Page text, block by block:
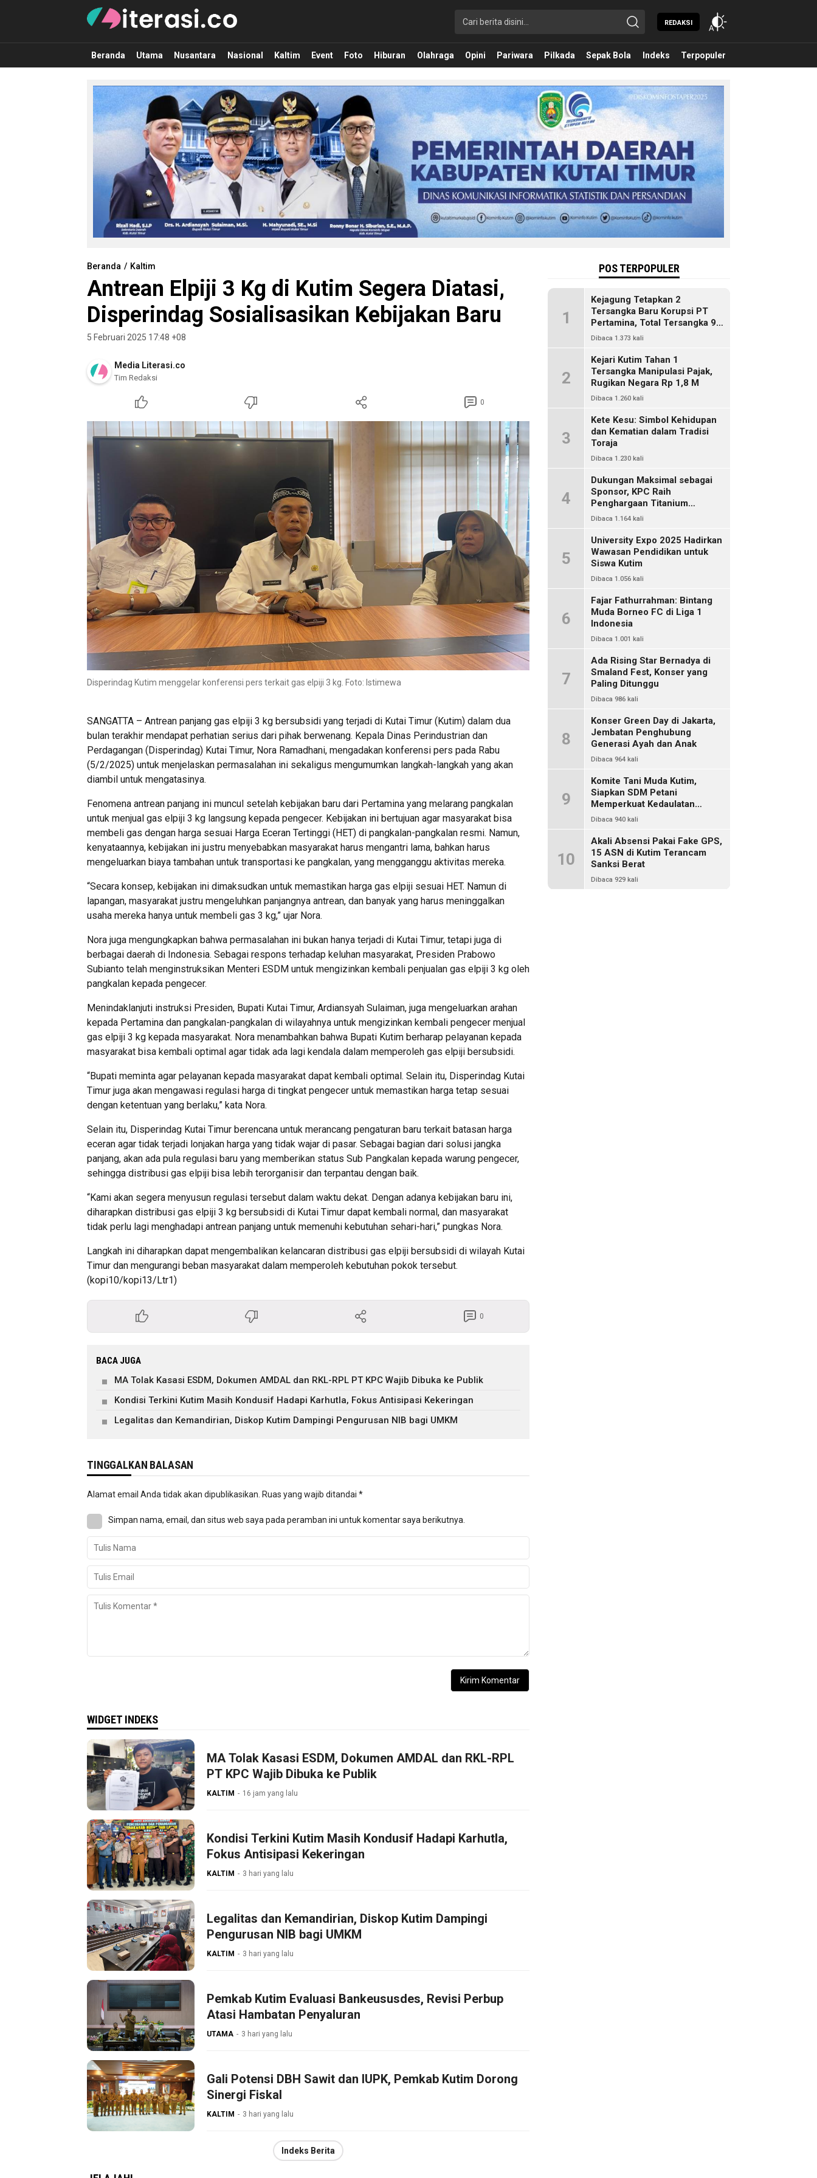
Literasi.co
Pilar Informasi
REDAKSI
Beranda Utama Nusantara Nasional Kaltim Event Foto Hiburan Olahraga Opini Pariwara Pilkada Sepak Bola Indeks Terpopuler
Beranda Kaltim
Antrean Elpiji 3 Kg di Kutim Segera Diatasi,
Disperindag Sosialisasikan Kebijakan Baru
5 Februari 2025 17:48 +08
Media Literasi.co
Tim Redaksi
0
Disperindag Kutim menggelar konferensi pers terkait gas elpiji 3 kg. Foto: Istimewa
SANGATTA – Antrean panjang gas elpiji 3 kg bersubsidi yang terjadi di Kutai Timur (Kutim) dalam dua
bulan terakhir mendapat perhatian serius dari pihak berwenang. Kepala Dinas Perindustrian dan
Perdagangan (Disperindag) Kutai Timur, Nora Ramadhani, mengadakan konferensi pers pada Rabu
(5/2/2025) untuk menjelaskan permasalahan ini sekaligus mengumumkan langkah-langkah yang akan
diambil untuk mengatasinya.
Fenomena antrean panjang ini muncul setelah kebijakan baru dari Pertamina yang melarang pangkalan
untuk menjual gas elpiji 3 kg langsung kepada pengecer. Kebijakan ini bertujuan agar masyarakat bisa
membeli gas dengan harga sesuai Harga Eceran Tertinggi (HET) di pangkalan-pangkalan resmi. Namun,
kenyataannya, kebijakan ini justru menyebabkan masyarakat harus mengantri lama, bahkan harus
mengeluarkan biaya tambahan untuk transportasi ke pangkalan, yang mengganggu aktivitas mereka.
“Secara konsep, kebijakan ini dimaksudkan untuk memastikan harga gas elpiji sesuai HET. Namun di
lapangan, masyarakat justru mengeluhkan panjangnya antrean, dan banyak yang harus meninggalkan
usaha mereka hanya untuk membeli gas 3 kg,” ujar Nora.
Nora juga mengungkapkan bahwa permasalahan ini bukan hanya terjadi di Kutai Timur, tetapi juga di
berbagai daerah di Indonesia. Sebagai respons terhadap keluhan masyarakat, Presiden Prabowo
Subianto telah menginstruksikan Menteri ESDM untuk mengizinkan kembali penjualan gas elpiji 3 kg oleh
pangkalan kepada pengecer.
Menindaklanjuti instruksi Presiden, Bupati Kutai Timur, Ardiansyah Sulaiman, juga mengeluarkan arahan
kepada Pertamina dan pangkalan-pangkalan di wilayahnya untuk mengizinkan kembali pengecer menjual
gas elpiji 3 kg kepada masyarakat. Nora menambahkan bahwa Bupati Kutim berharap pelayanan kepada
masyarakat bisa kembali optimal agar tidak ada lagi kendala dalam memperoleh gas elpiji bersubsidi.
“Bupati meminta agar pelayanan kepada masyarakat dapat kembali optimal. Selain itu, Disperindag Kutai
Timur juga akan mengawasi regulasi harga di tingkat pengecer untuk memastikan harga tetap sesuai
dengan ketentuan yang berlaku,” kata Nora.
Selain itu, Disperindag Kutai Timur berencana untuk merancang pengaturan baru terkait batasan harga
eceran agar tidak terjadi lonjakan harga yang tidak wajar di pasar. Sebagai bagian dari solusi jangka
panjang, akan ada pula regulasi baru yang memberikan status Sub Pangkalan kepada warung pengecer,
sehingga distribusi gas elpiji bisa lebih terorganisir dan terpantau dengan baik.
“Kami akan segera menyusun regulasi tersebut dalam waktu dekat. Dengan adanya kebijakan baru ini,
diharapkan distribusi gas elpiji 3 kg bersubsidi di Kutai Timur dapat kembali normal, dan masyarakat
tidak perlu lagi menghadapi antrean panjang untuk memenuhi kebutuhan sehari-hari,” pungkas Nora.
Langkah ini diharapkan dapat mengembalikan kelancaran distribusi gas elpiji bersubsidi di wilayah Kutai
Timur dan mengurangi beban masyarakat dalam memperoleh kebutuhan pokok tersebut.
(kopi10/kopi13/Ltr1)
0
BACA JUGA
MA Tolak Kasasi ESDM, Dokumen AMDAL dan RKL-RPL PT KPC Wajib Dibuka ke Publik
Kondisi Terkini Kutim Masih Kondusif Hadapi Karhutla, Fokus Antisipasi Kekeringan
Legalitas dan Kemandirian, Diskop Kutim Dampingi Pengurusan NIB bagi UMKM
TINGGALKAN BALASAN
Alamat email Anda tidak akan dipublikasikan. Ruas yang wajib ditandai *
Simpan nama, email, dan situs web saya pada peramban ini untuk komentar saya berikutnya.
WIDGET INDEKS
MA Tolak Kasasi ESDM, Dokumen AMDAL dan RKL-RPL
PT KPC Wajib Dibuka ke Publik
KALTIM 16 jam yang lalu
Kondisi Terkini Kutim Masih Kondusif Hadapi Karhutla,
Fokus Antisipasi Kekeringan
KALTIM 3 hari yang lalu
Legalitas dan Kemandirian, Diskop Kutim Dampingi
Pengurusan NIB bagi UMKM
KALTIM 3 hari yang lalu
Pemkab Kutim Evaluasi Bankeususdes, Revisi Perbup
Atasi Hambatan Penyaluran
UTAMA 3 hari yang lalu
Gali Potensi DBH Sawit dan IUPK, Pemkab Kutim Dorong
Sinergi Fiskal
KALTIM 3 hari yang lalu
Indeks Berita
POS TERPOPULER
1
Kejagung Tetapkan 2
Tersangka Baru Korupsi PT
Pertamina, Total Tersangka 9
Orang
Dibaca 1.373 kali
2
Kejari Kutim Tahan 1
Tersangka Manipulasi Pajak,
Rugikan Negara Rp 1,8 M
Dibaca 1.260 kali
3
Kete Kesu: Simbol Kehidupan
dan Kematian dalam Tradisi
Toraja
Dibaca 1.230 kali
4
Dukungan Maksimal sebagai
Sponsor, KPC Raih
Penghargaan Titanium
Pemkab Kutim
Dibaca 1.164 kali
5
University Expo 2025 Hadirkan
Wawasan Pendidikan untuk
Siswa Kutim
Dibaca 1.056 kali
6
Fajar Fathurrahman: Bintang
Muda Borneo FC di Liga 1
Indonesia
Dibaca 1.001 kali
7
Ada Rising Star Bernadya di
Smaland Fest, Konser yang
Paling Ditunggu
Dibaca 986 kali
8
Konser Green Day di Jakarta,
Jembatan Penghubung
Generasi Ayah dan Anak
Dibaca 964 kali
9
Komite Tani Muda Kutim,
Siapkan SDM Petani
Memperkuat Kedaulatan
Pangan
Dibaca 940 kali
10
Akali Absensi Pakai Fake GPS,
15 ASN di Kutim Terancam
Sanksi Berat
Dibaca 929 kali